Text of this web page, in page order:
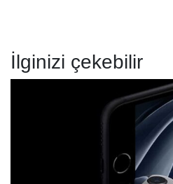
İlginizi çekebilir